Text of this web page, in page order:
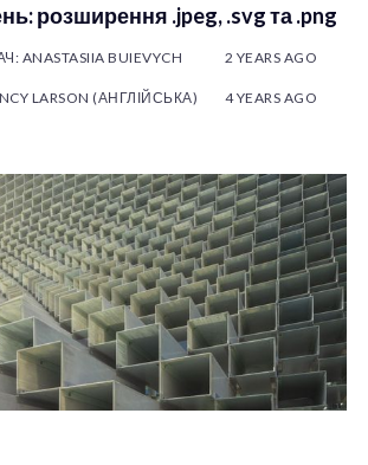
розширення .jpeg, .svg та .png
ANASTASIIA BUIEVYCH 2 YEARS AGO
LARSON (АНГЛІЙСЬКА) 4 YEARS AGO